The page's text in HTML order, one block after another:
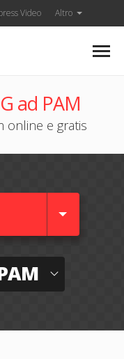
Video Altro
ad PAM
online e gratis